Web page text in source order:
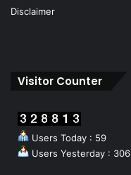
Disclaimer
Visitor Counter
Users Today : 59
Users Yesterday : 306